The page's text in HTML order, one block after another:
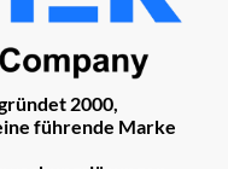
2000,
führende Marke